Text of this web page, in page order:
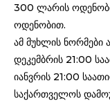
300 ლარის
ოდენობით.
ამ მუხლის
დეკემბრის 21:00
იანვრის 21:00
საქართველოს